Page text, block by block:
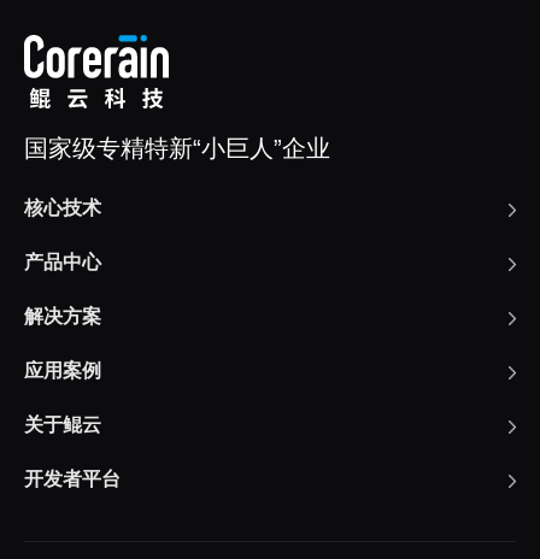
国家级专精特新“小巨人”企业
核心技术
产品中心
解决方案
应用案例
关于鲲云
开发者平台